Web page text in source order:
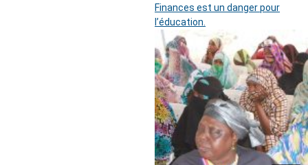
Finances est un danger pour
l’éducation.